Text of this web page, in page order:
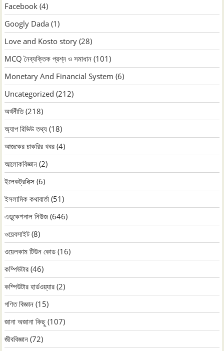
Facebook (4)
Googly Dada (1)
Love and Kosto story (28)
MCQ নৈব্যক্তিক প্রশ্ন ও সমাধান (101)
Monetary And Financial System (6)
Uncategorized (212)
অর্থনীতি(218)
অ্যাপ রিভিউ তথ্য (18)
আজকের চাকরির খবর (4)
আলোকবিজ্ঞান (2)
ইলেকট্রনিক্স (6)
ইসলামিক কথাবার্তা (51)
এডুকেশনাল নিউজ (646)
ওয়েবসাইট (8)
ওয়েলকাম টিউন কোড (16)
কম্পিউটার (46)
কম্পিউটার হার্ডওয়্যার (2)
গণিত বিজ্ঞান (15)
জানা অজানা কিছু (107)
জীববিজ্ঞান (72)